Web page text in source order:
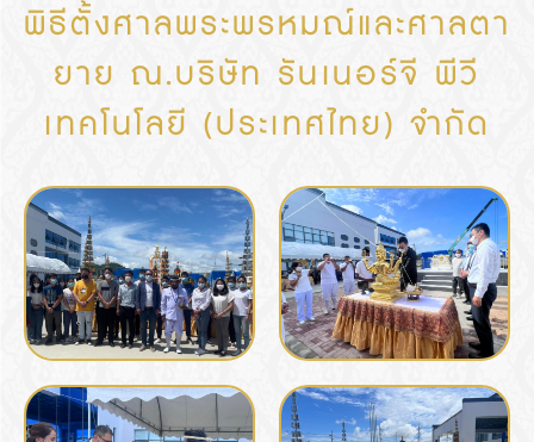
พิธีตั้งศาลพระพรหมณ์และศาลตา
ยาย ณ.บริษัท รันเนอร์จี พีวี
เทคโนโลยี (ประเทศไทย) จำกัด